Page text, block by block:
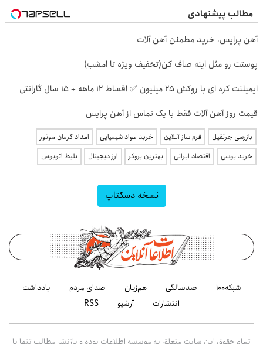
مطالب پیشنهادی
آهن پرایس، خرید مطمئن آهن آلات
پوستت رو مثل اینه صاف کن(تخفیف ویژه تا امشب)
ایمپلنت کره ای با روکش 25 میلیون ✅ اقساط 12 ماهه + 15 سال گارانتی
قیمت روز آهن آلات فقط با یک تماس از آهن پرایس
بازرسی جرثقیل فرم ساز آنلاین خرید مواد شیمیایی
امداد کرمان موتور
خرید یوسی
اقتصاد ایرانی بهترین بروکر ارز دیجیتال بلیط اتوبوس
نسخه دسکتاپ
شبکه۱۰۰ صدسالگی هم‌زبان صدای مردم
یادداشت
انتشارات
آرشیو RSS